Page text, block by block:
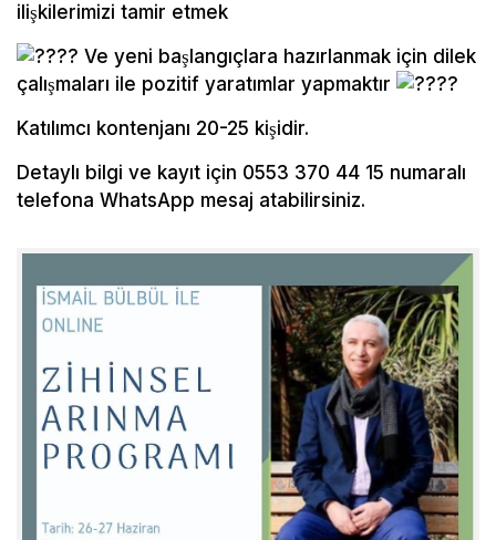
ilişkilerimizi tamir etmek
Ve yeni başlangıçlara hazırlanmak için dilek
çalışmaları ile pozitif yaratımlar yapmaktır
Katılımcı kontenjanı 20-25 kişidir.
Detaylı bilgi ve kayıt için 0553 370 44 15 numaralı
telefona WhatsApp mesaj atabilirsiniz.